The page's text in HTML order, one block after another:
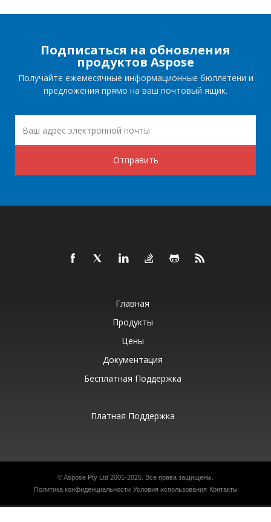
Подписаться на обновления
продуктов Aspose
Получайте ежемесячные информационные бюллетени и
предложения прямо на ваш почтовый ящик.
Отправить
Главная
Продукты
Цены
Документация
Бесплатная Поддержка
Платная Поддержка
©Aspose Pty Ltd 2001-2025. Все права защищены.
Политика конфиденциальности Условия использования Контакты